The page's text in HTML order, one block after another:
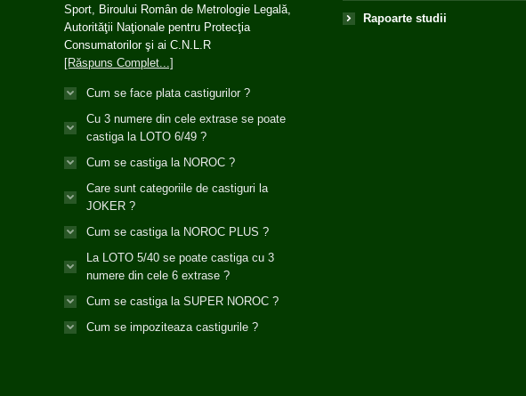
Sport, Biroului Român de Metrologie Legală,
Autorităţii Naţionale pentru Protecţia
Consumatorilor şi ai C.N.L.R
[Răspuns Complet...]
Cum se face plata castigurilor ?
Cu 3 numere din cele extrase se poate
castiga la LOTO 6/49 ?
Cum se castiga la NOROC ?
Care sunt categoriile de castiguri la
JOKER ?
Cum se castiga la NOROC PLUS ?
La LOTO 5/40 se poate castiga cu 3
numere din cele 6 extrase ?
Cum se castiga la SUPER NOROC ?
Cum se impoziteaza castigurile ?
Rapoarte studii